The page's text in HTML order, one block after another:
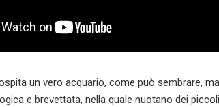
un vero acquario, come può sembrare,
e brevettata, nella quale nuotano dei